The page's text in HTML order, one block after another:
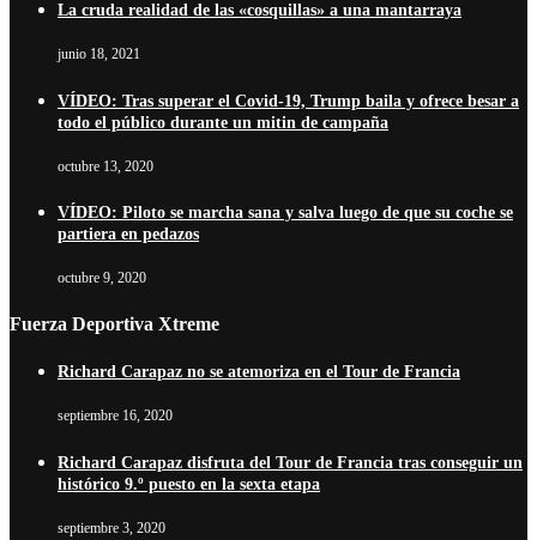
La cruda realidad de las «cosquillas» a una mantarraya
junio 18, 2021
VÍDEO: Tras superar el Covid-19, Trump baila y ofrece besar a
todo el público durante un mitin de campaña
octubre 13, 2020
VÍDEO: Piloto se marcha sana y salva luego de que su coche se
partiera en pedazos
octubre 9, 2020
Fuerza Deportiva Xtreme
Richard Carapaz no se atemoriza en el Tour de Francia
septiembre 16, 2020
Richard Carapaz disfruta del Tour de Francia tras conseguir un
histórico 9.º puesto en la sexta etapa
septiembre 3, 2020